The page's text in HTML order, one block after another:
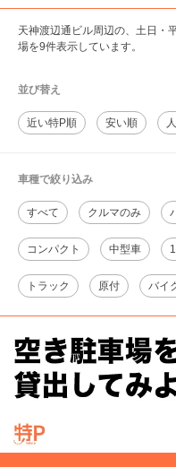
天神渡辺通ビル周辺の、土日・
場を9件表示しています。
並び替え
近い特P順 安い順
車種で絞り込み
すべて クルマのみ
コンパクト 中型車
トラック 原付 バイ